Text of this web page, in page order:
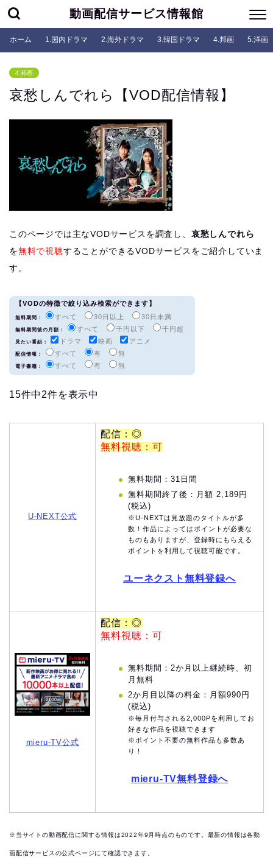
動画配信サービス情報館
ホーム 1.国内ドラマ 2.海外ドラマ 3.韓国ドラマ 4.邦画 5.洋画
4.邦画
哀愁しんでれら【VOD配信情報】
このページでは主なVODサービスを調査し、 哀愁しんでれら
を無料で視聴することができるVODサービスをご紹介していま
す。
【VODの特徴で絞り込み検索ができます】
無料期間： すべて 30日以上 30日未満
無料期間後の月額： すべて 千円以下 千円超
見たい番組： ドラマ 映画 アニメ
配信情報： すべて 有 無
電子書籍： すべて 有 無
15件中2件を表示中
U-NEXT公式
配信：◎
無料視聴：可
無料期間：31日間
無料期間終了後：月額 2,189円
(税込)
※U-NEXTは見放題のタイトルが多
数！作品によってはポイントが必要な
ものもありますが、登録時にもらえる
ポイントを利用して視聴可能です。
ユーネクスト無料登録へ
mieru-TV公式
配信：◎
無料視聴：可
無料期間：2か月以上継続時、初
月無料
2か月目以降の料金：月額990円
(税込)
※毎月付与される2,000Pを利用してお
好きな作品を視聴できます
※ポイント不要の無料作品も多数あ
り！
mieru-TV無料登録へ
※当サイトの動画配信に関する情報は2022年9月時点のものです。最新の情報は各動
画配信サービスの公式ページにて確認できます。